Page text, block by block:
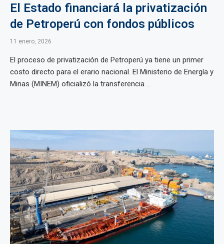
El Estado financiará la privatización
de Petroperú con fondos públicos
11 enero, 2026
El proceso de privatización de Petroperú ya tiene un primer
costo directo para el erario nacional. El Ministerio de Energía y
Minas (MINEM) oficializó la transferencia ...